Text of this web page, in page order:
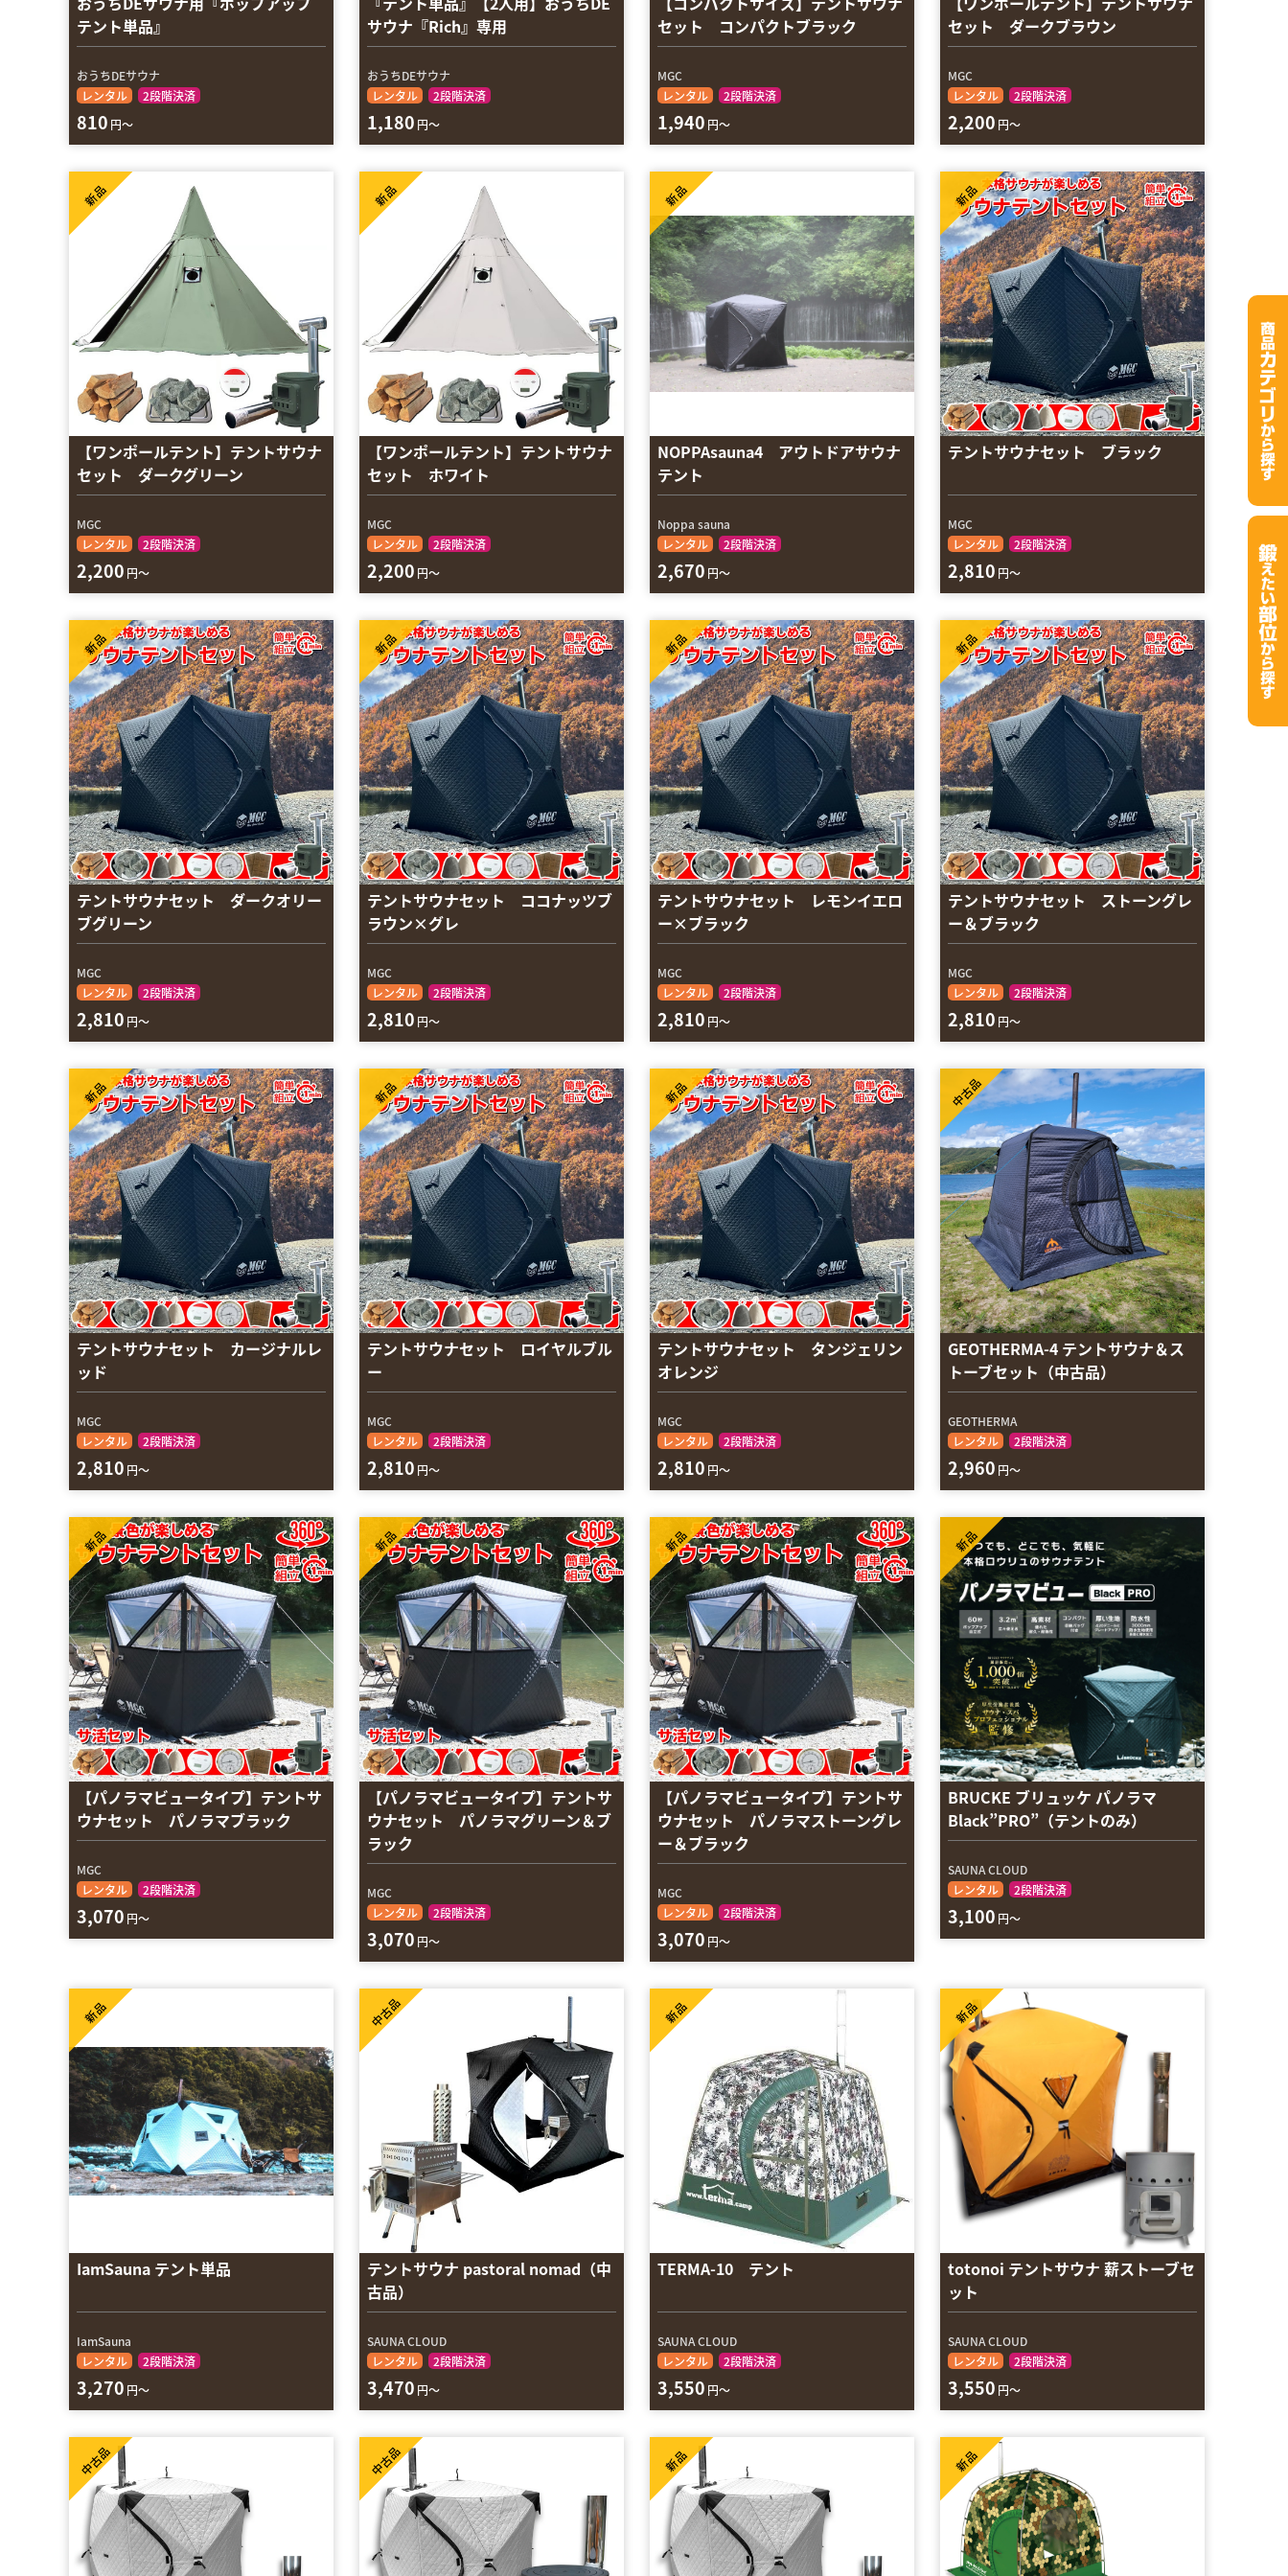
テント単品』
おうちDEサウナ
レンタル
2段階決済
810 円～
サウナ『Rich』専用
おうちDEサウナ
レンタル
2段階決済
1,180 円～
セット コンパクトブラック
MGC
レンタル
2段階決済
1,940 円～
セット ダークブラウン
MGC
レンタル
2段階決済
2,200 円～
【ワンポールテント】テントサウナ
セット ダークグリーン
MGC
レンタル
2段階決済
新品
2,200 円～
【ワンポールテント】テントサウナ
セット ホワイト
MGC
レンタル
2段階決済
新品
2,200 円～
NOPPAsauna4 アウトドアサウナ
テント
Noppa sauna
レンタル
2段階決済
新品
2,670 円～
テントサウナセット ブラック
MGC
レンタル
2段階決済
新品
2,810 円～
テントサウナセット ダークオリー
ブグリーン
MGC
レンタル
2段階決済
新品
2,810 円～
テントサウナセット ココナッツブ
ラウン×グレ
MGC
レンタル
2段階決済
新品
2,810 円～
テントサウナセット レモンイエロ
ー×ブラック
MGC
レンタル
2段階決済
新品
2,810 円～
テントサウナセット ストーングレ
ー＆ブラック
MGC
レンタル
2段階決済
新品
2,810 円～
テントサウナセット カージナルレ
ッド
MGC
レンタル
2段階決済
新品
2,810 円～
テントサウナセット ロイヤルブル
ー
MGC
レンタル
2段階決済
新品
2,810 円～
テントサウナセット タンジェリン
オレンジ
MGC
レンタル
2段階決済
新品
2,810 円～
GEOTHERMA-4 テントサウナ＆ス
トーブセット（中古品）
GEOTHERMA
レンタル
2段階決済
中古品
2,960 円～
【パノラマビュータイプ】テントサ
ウナセット パノラマブラック
MGC
レンタル
2段階決済
新品
3,070 円～
【パノラマビュータイプ】テントサ
ウナセット パノラマグリーン＆ブ
ラック
MGC
レンタル
2段階決済
新品
3,070 円～
【パノラマビュータイプ】テントサ
ウナセット パノラマストーングレ
ー＆ブラック
MGC
レンタル
2段階決済
新品
3,070 円～
BRUCKE ブリュッケ パノラマ
Black”PRO”（テントのみ）
SAUNA CLOUD
レンタル
2段階決済
新品
3,100 円～
IamSauna テント単品
IamSauna
レンタル
2段階決済
新品
3,270 円～
テントサウナ pastoral nomad（中
古品）
SAUNA CLOUD
レンタル
2段階決済
中古品
3,470 円～
TERMA-10 テント
SAUNA CLOUD
レンタル
2段階決済
新品
3,550 円～
totonoi テントサウナ 薪ストーブセ
ット
SAUNA CLOUD
レンタル
2段階決済
新品
3,550 円～
中古品 中古品 新品 新品